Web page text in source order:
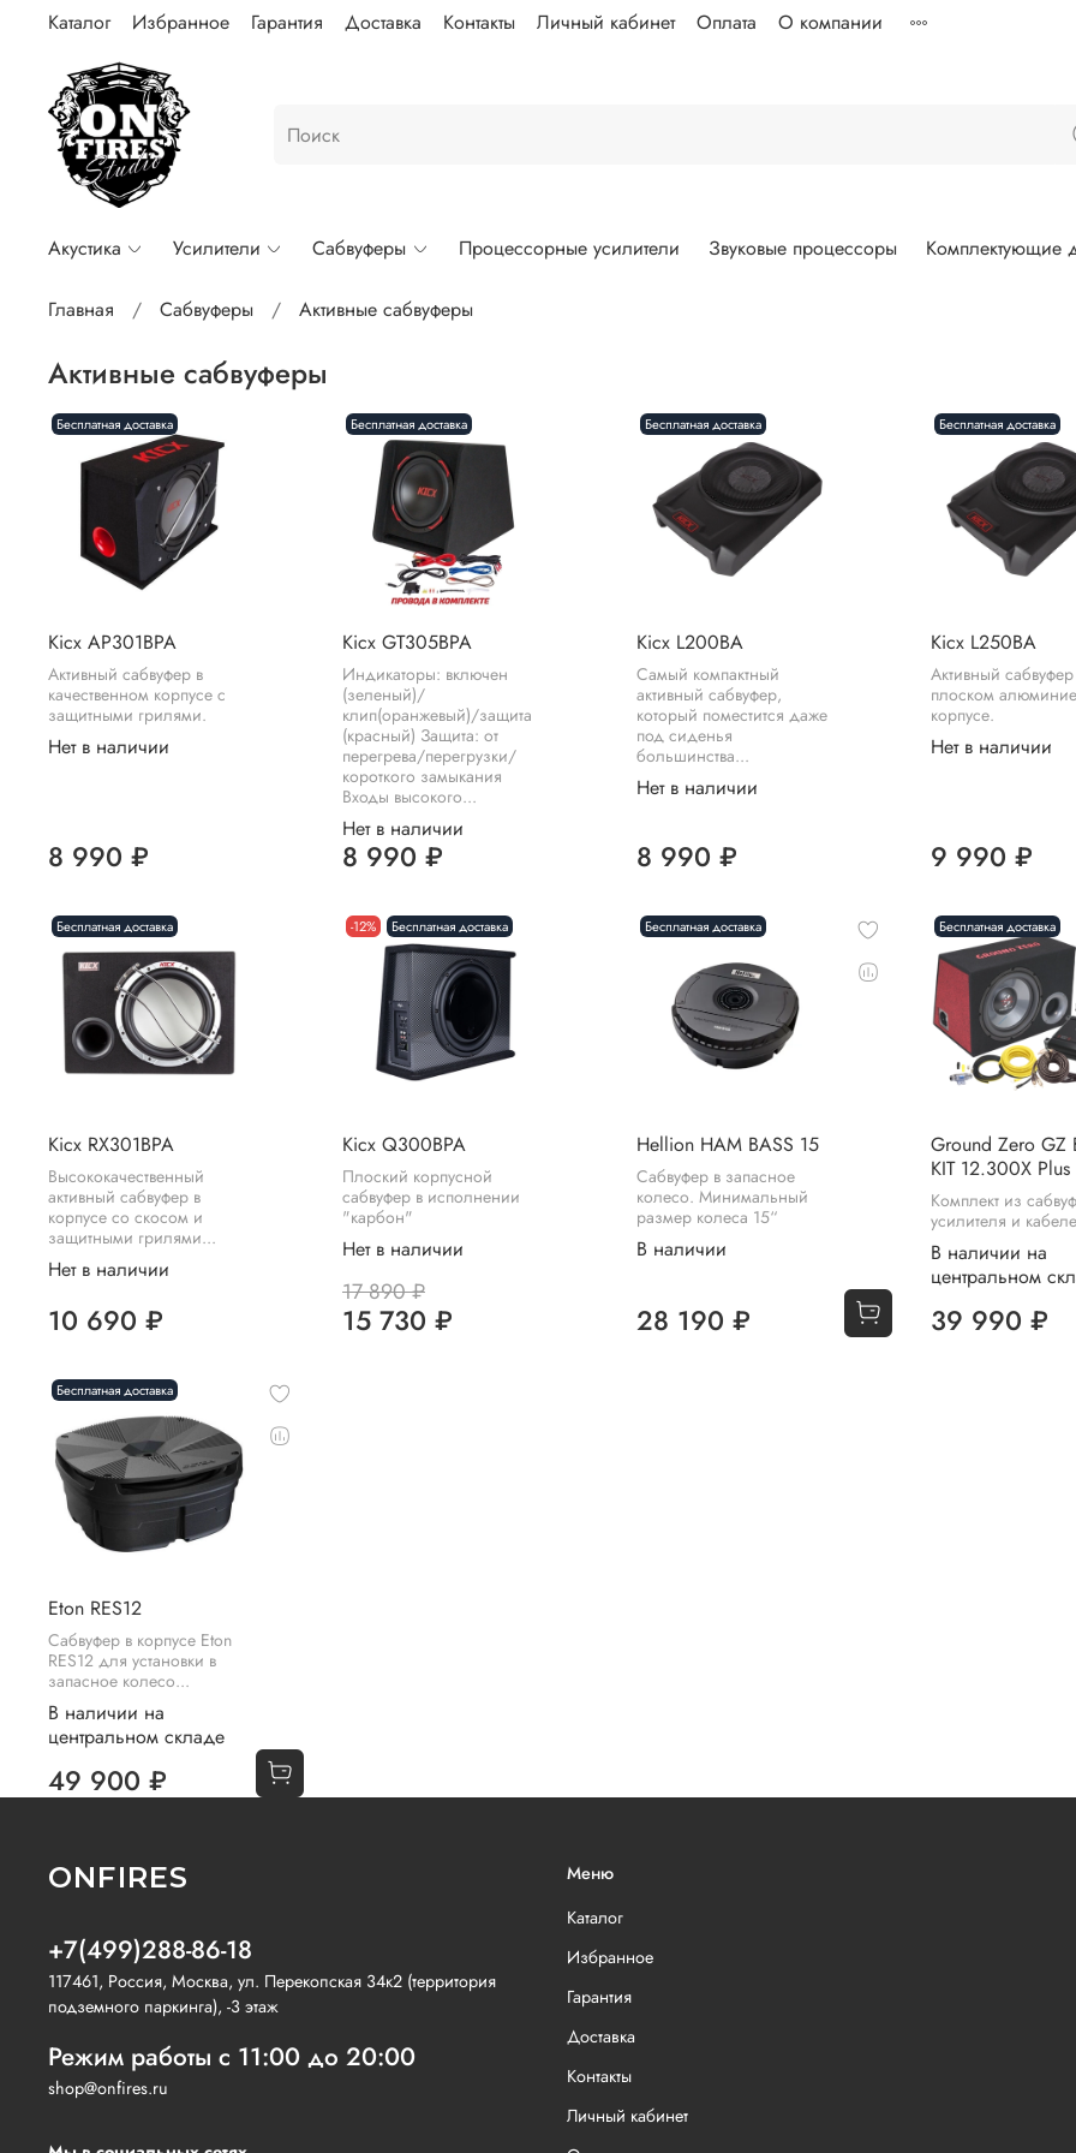
Каталог Избранное Гарантия Доставка Контакты Личный кабинет Оплата О компании
Акустика Усилители Сабвуферы Процессорные усилители Звуковые процессоры Комплектующие
Главная Сабвуферы Активные сабвуферы
Активные сабвуферы
Бесплатная доставка
Kicx AP301BPA
Нет в наличии
Активный сабвуфер в
качественном корпусе с
защитными грилями.
8 990 ₽
Бесплатная доставка
Kicx GT305BPA
Нет в наличии
Индикаторы: включен
(зеленый)/
клип(оранжевый)/защита
(красный) Защита: oт
перегрева/перегрузки/
короткого замыкания
Входы высокого...
8 990 ₽
Бесплатная доставка
Kicx L200BA
Нет в наличии
Самый компактный
активный сабвуфер,
который поместится даже
под сиденья
большинства...
8 990 ₽
Бесплатная доставка
Kicx L250BA
Нет в наличии
Активный
плоском
корпусе.
9 990 ₽
Бесплатная доставка
Kicx RX301BPA
Нет в наличии
Высококачественный
активный сабвуфер в
корпусе со скосом и
защитными грилями...
10 690 ₽
-12% Бесплатная доставка
Kicx Q300BPA
Нет в наличии
Плоский корпусной
сабвуфер в исполнении
"карбон"
17 890 ₽
15 730 ₽
Бесплатная доставка
Hellion HAM BASS 15
В наличии
Сабвуфер в запасное
колесо. Минимальный
размер колеса 15“
28 190 ₽
Бесплатная доставка
Ground Zero GZ
KIT 12.300X Plus
В наличии на
центральном
Комплект из
усилителя и
39 990 ₽
Бесплатная доставка
Eton RES12
В наличии на
центральном складе
Сабвуфер в корпусе Eton
RES12 для установки в
запасное колесо...
49 900 ₽
Меню
Каталог
Избранное
Гарантия
Доставка
Контакты
Личный кабинет
ONFIRES
+7(499)288-86-18
117461, Россия, Москва, ул. Перекопская 34к2 (территория
подземного паркинга), -3 этаж
Режим работы с 11:00 до 20:00
shop@onfires.ru